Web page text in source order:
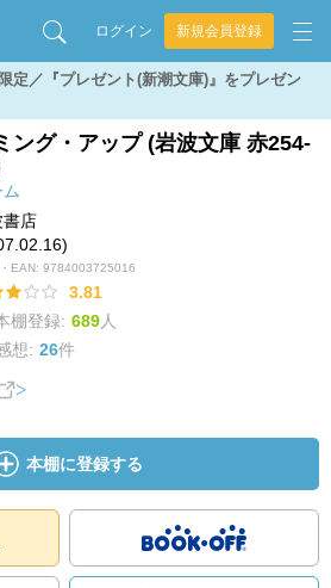
ログイン 新規会員登録
定／『プレゼント(新潮文庫)』をプレゼン
ング・アップ (岩波文庫 赤254-
書店
EAN: 9784003725016
3.81
棚登録: 689人
想: 26件
本棚に登録する